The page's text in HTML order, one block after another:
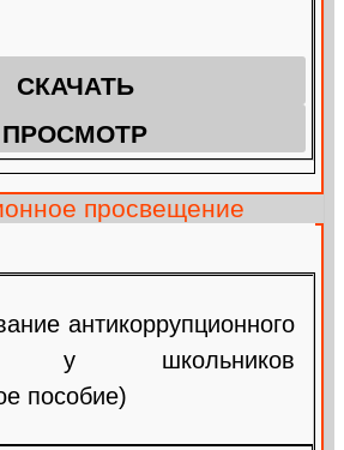
СКАЧАТЬ
ПРОСМОТР
просвещение
антикоррупционного
у школьников
пособие)